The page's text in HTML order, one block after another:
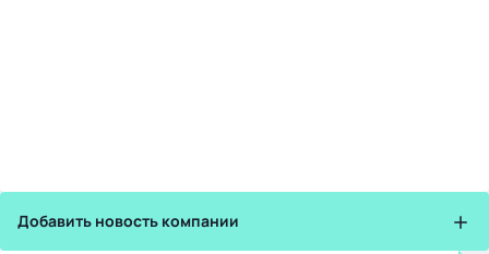
Добавить новость компании